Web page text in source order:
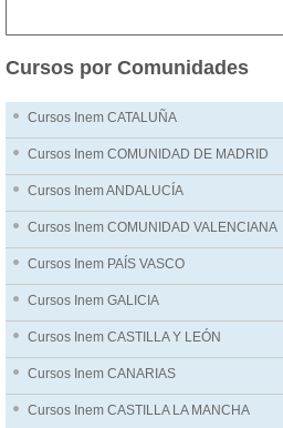
Cursos por Comunidades
Cursos Inem CATALUÑA
Cursos Inem COMUNIDAD DE MADRID
Cursos Inem ANDALUCÍA
Cursos Inem COMUNIDAD VALENCIANA
Cursos Inem PAÍS VASCO
Cursos Inem GALICIA
Cursos Inem CASTILLA Y LEÓN
Cursos Inem CANARIAS
Cursos Inem CASTILLA LA MANCHA